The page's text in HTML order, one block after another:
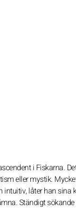
i Fiskarna.
eller mystik.
låter han
Ständigt